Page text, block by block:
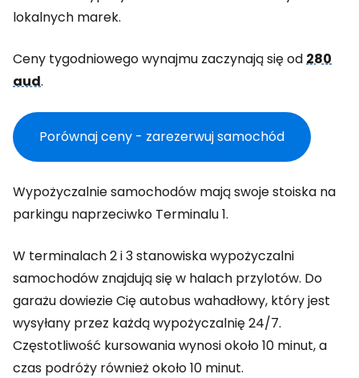
lokalnych marek.
Ceny tygodniowego wynajmu zaczynają się od280
aud.
Porównaj ceny - zarezerwuj samochód
Wypożyczalnie samochodów mają swoje stoiska na
parkingu naprzeciwko Terminalu 1.
W terminalach 2 i 3 stanowiska wypożyczalni
samochodów znajdują się w halach przylotów. Do
garażu dowiezie Cię autobus wahadłowy, który jest
wysyłany przez każdą wypożyczalnię 24/7.
Częstotliwość kursowania wynosi około 10 minut, a
czas podróży również około 10 minut.